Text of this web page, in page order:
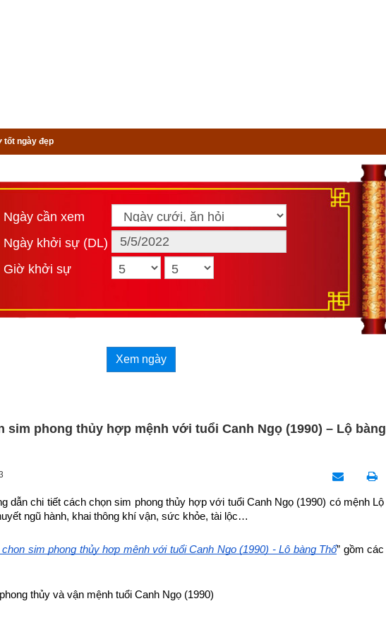
tốt ngày đẹp
Ngày cần xem
Ngày khởi sự (DL)
Giờ khởi sự
Xem ngày
sim phong thủy hợp mệnh với tuổi Canh Ngọ (1990) – Lộ bàng
dẫn chi tiết cách chọn sim phong thủy hợp với tuổi Canh Ngọ (1990) có mệnh Lộ
ngũ hành, khai thông khí vận, sức khỏe, tài lộc…
sim phong thủy hợp mệnh với tuổi Canh Ngọ (1990) - Lộ bàng Thổ” gồm các
thủy và vận mệnh tuổi Canh Ngọ (1990)